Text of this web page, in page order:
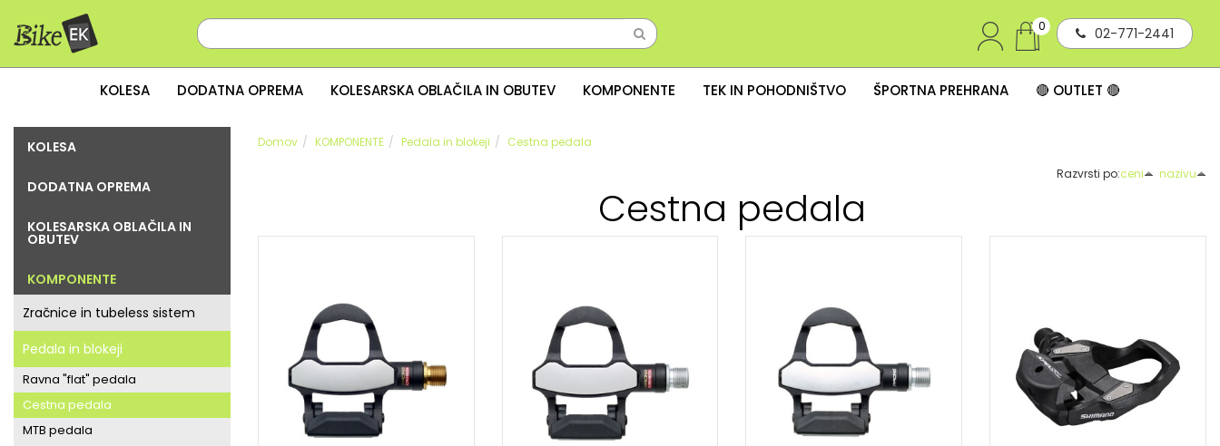
02-771-2441
0
KOLESA DODATNA OPREMA KOLESARSKA OBLAČILA IN OBUTEV KOMPONENTE TEK IN POHODNIŠTVO ŠPORTNA PREHRANA 🔴 OUTLET 🔴
KOLESA
DODATNA OPREMA
KOLESARSKA OBLAČILA IN
OBUTEV
KOMPONENTE
Zračnice in tubeless sistem
Pedala in blokeji
Ravna "flat" pedala
Cestna pedala
MTB pedala
Domov KOMPONENTE Pedala in blokeji Cestna pedala
Razvrsti po:ceni nazivu
Cestna pedala